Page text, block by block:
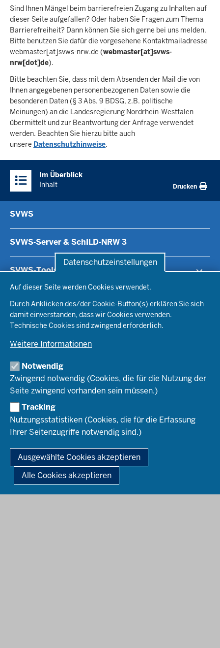
Datenschutzeinstellungen
Auf dieser Seite werden Cookies verwendet.
Durch Anklicken des/der Cookie-Button(s) erklären Sie sich
damit einverstanden, dass wir Cookies verwenden.
Technische Cookies sind zwingend erforderlich.
Weitere Informationen
Notwendig
Zwingend notwendig (Cookies, die für die Nutzung der
Seite zwingend vorhanden sein müssen.)
Tracking
Nutzungsstatistiken (Cookies, die für die Erfassung
Ihrer Seitenzugriffe notwendig sind.)
Ausgewählte Cookies akzeptieren
Alle Cookies akzeptieren
Sind Ihnen Mängel beim barrierefreien Zugang zu Inhalten auf
dieser Seite aufgefallen? Oder haben Sie Fragen zum Thema
Barrierefreiheit? Dann können Sie sich gerne bei uns melden.
Bitte benutzen Sie dafür die vorgesehene Kontaktmailadresse
webmaster[at]svws-nrw.de (webmaster[at]svws-
nrw[dot]de).
Bitte beachten Sie, dass mit dem Absenden der Mail die von
Ihnen angegebenen personenbezogenen Daten sowie die
besonderen Daten (§ 3 Abs. 9 BDSG, z.B. politische
Meinungen) an die Landesregierung Nordrhein-Westfalen
übermittelt und zur Beantwortung der Anfrage verwendet
werden. Beachten Sie hierzu bitte auch
unsere Datenschutzhinweise.
Im Überblick
Inhalt
Drucken
SVWS
SVWS‑Server & SchILD‑NRW 3
SVWS-Tools
SVWS-WebLuPO
SVWS-WeNoM
SVWS-Konferenz
SVWS-GradeHub
SchILD-NRW 2
SchILD-NRW 2
Reports
LuPO
Kurs42
Tools & Module
Fachberatersuche
Fortbildungen
Umstieg auf SVWS
Support für IT-Dienstleister
Softwareanbieter
Dokumentation
Statistik
SVWS Statistik
GPC
Fußzeile
Impressum Datenschutz Kontakt